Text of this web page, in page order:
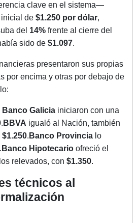
clave en el sistema—
de $1.250 por dólar,
del 14% frente al cierre del
sido de $1.097.
presentaron sus propias
por encima y otras por debajo de
Banco Galicia iniciaron con una
. BBVA igualó al Nación, también
$1.250. Banco Provincia lo
. Banco Hipotecario ofreció el
relevados, con $1.350.
técnicos al